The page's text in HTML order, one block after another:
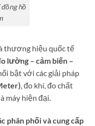
hồ
thương hiệu quốc tế
lường – cảm biến –
bật với các giải pháp
, đo khí, đo chất
máy hiện đại.
phân phối và cung cấp